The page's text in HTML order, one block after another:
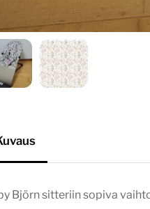
Björn sitteriin sopiva